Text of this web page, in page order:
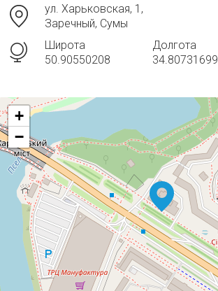
ул. Харьковская, 1,
Заречный, Сумы
Широта
50.90550208
Долгота
34.80731699
+
−